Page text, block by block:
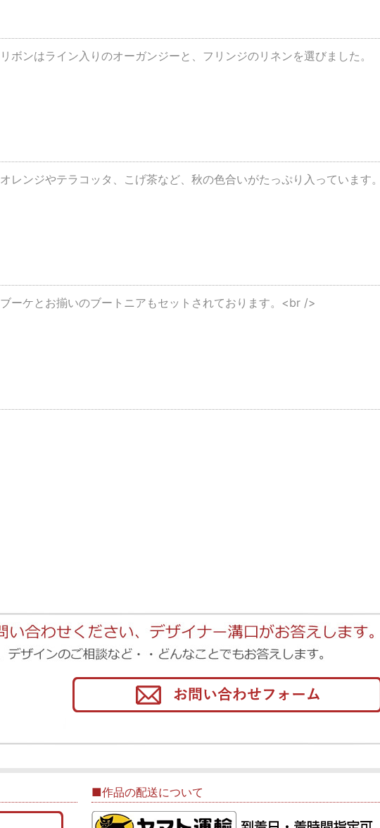
リボンはライン入りのオーガンジーと、フリンジのリネンを選びました。
オレンジやテラコッタ、こげ茶など、秋の色合いがたっぷり入っています。
ブーケとお揃いのブートニアもセットされております。<br />
■作品の配送について